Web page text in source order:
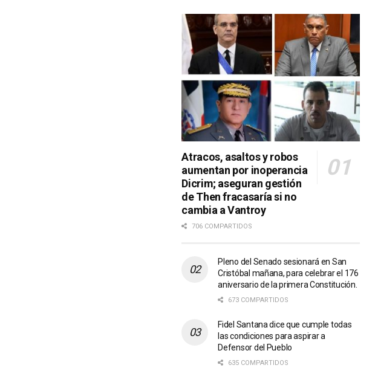
Atracos, asaltos y robos
aumentan por inoperancia
Dicrim; aseguran gestión
de Then fracasaría si no
cambia a Vantroy
706 COMPARTIDOS
Pleno del Senado sesionará en San
Cristóbal mañana, para celebrar el 176
aniversario de la primera Constitución.
673 COMPARTIDOS
Fidel Santana dice que cumple todas
las condiciones para aspirar a
Defensor del Pueblo
635 COMPARTIDOS